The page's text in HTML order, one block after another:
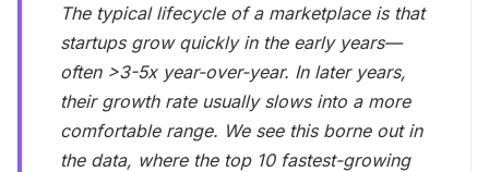
The typical lifecycle of a marketplace is that
startups grow quickly in the early years—
often >3-5x year-over-year. In later years,
their growth rate usually slows into a more
comfortable range. We see this borne out in
the data, where the top 10 fastest-growing